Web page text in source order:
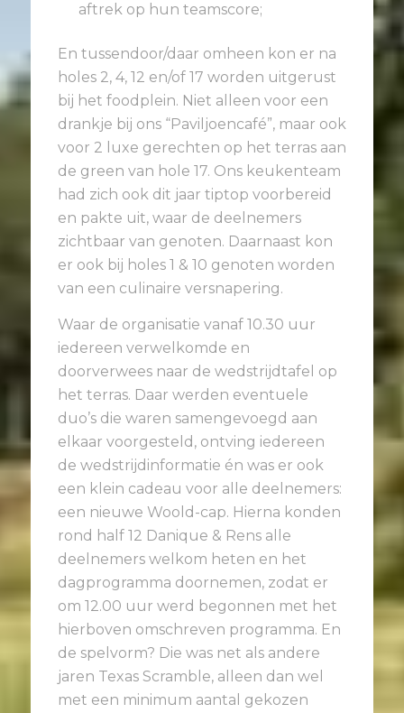
aftrek op hun teamscore;
En tussendoor/daar omheen kon er na
holes 2, 4, 12 en/of 17 worden uitgerust
bij het foodplein. Niet alleen voor een
drankje bij ons “Paviljoencafé”, maar ook
voor 2 luxe gerechten op het terras aan
de green van hole 17. Ons keukenteam
had zich ook dit jaar tiptop voorbereid
en pakte uit, waar de deelnemers
zichtbaar van genoten. Daarnaast kon
er ook bij holes 1 & 10 genoten worden
van een culinaire versnapering.
Waar de organisatie vanaf 10.30 uur
iedereen verwelkomde en
doorverwees naar de wedstrijdtafel op
het terras. Daar werden eventuele
duo’s die waren samengevoegd aan
elkaar voorgesteld, ontving iedereen
de wedstrijdinformatie én was er ook
een klein cadeau voor alle deelnemers:
een nieuwe Woold-cap. Hierna konden
rond half 12 Danique & Rens alle
deelnemers welkom heten en het
dagprogramma doornemen, zodat er
om 12.00 uur werd begonnen met het
hierboven omschreven programma. En
de spelvorm? Die was net als andere
jaren Texas Scramble, alleen dan wel
met een minimum aantal gekozen